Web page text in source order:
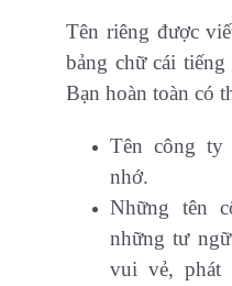
Tên riêng được
bảng chữ cái
Bạn hoàn toàn có
Tên công ty
nhớ.
Những tên
những tư
vui vẻ, phát